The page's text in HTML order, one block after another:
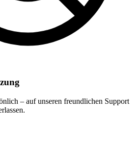
– auf unseren freundlichen Support